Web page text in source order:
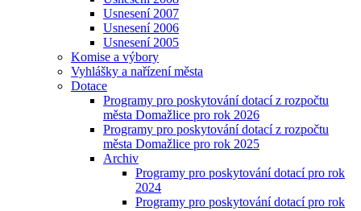
Usnesení 2007
Usnesení 2006
Usnesení 2005
Komise a výbory
Vyhlášky a nařízení města
Dotace
Programy pro poskytování dotací z rozpočtu
města Domažlice pro rok 2026
Programy pro poskytování dotací z rozpočtu
města Domažlice pro rok 2025
Archiv
Programy pro poskytování dotací pro rok
2024
Programy pro poskytování dotací pro rok